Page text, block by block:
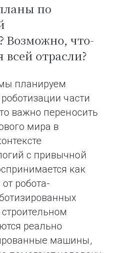
по
Возможно, что-
всей отрасли?
планируем
части
важно переносить
мира в
с привычной
как
робота-
реально
машины,